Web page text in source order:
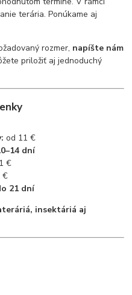
terária. Ponúkame aj
rozmer, napíšte nám
priložiť aj jednoduchý
od 11 €
dní
€
€
21 dní
insektáriá aj